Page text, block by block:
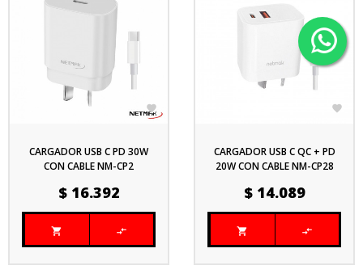

CARGADOR USB C PD 30W
CON CABLE NM-CP2
Precio
$ 16.392
 

CARGADOR USB C QC + PD
20W CON CABLE NM-CP28
Precio
$ 14.089
 